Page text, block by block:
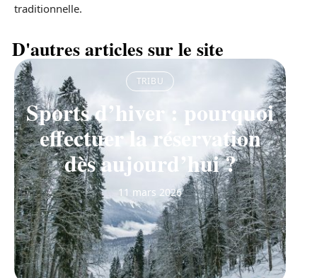
traditionnelle.
D'autres articles sur le site
TRIBU
Sports d’hiver : pourquoi
effectuer la réservation
dès aujourd’hui ?
11 mars 2026